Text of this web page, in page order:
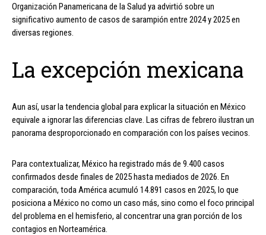
Organización Panamericana de la Salud ya advirtió sobre un
significativo aumento de casos de sarampión entre 2024 y 2025 en
diversas regiones.
La excepción mexicana
Aun así, usar la tendencia global para explicar la situación en México
equivale a ignorar las diferencias clave. Las cifras de febrero ilustran un
panorama desproporcionado en comparación con los países vecinos.
Para contextualizar, México ha registrado más de 9.400 casos
confirmados desde finales de 2025 hasta mediados de 2026. En
comparación, toda América acumuló 14.891 casos en 2025, lo que
posiciona a México no como un caso más, sino como el foco principal
del problema en el hemisferio, al concentrar una gran porción de los
contagios en Norteamérica.